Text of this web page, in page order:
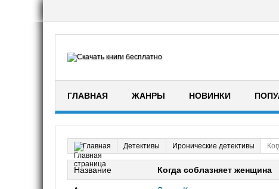
ГЛАВНАЯ ЖАНРЫ НОВИНКИ
Главная Детективы Иронические детективы
Название Когда соблазняет женщина